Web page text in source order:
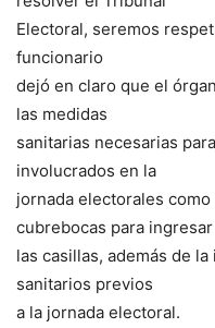
Electoral, seremos
funcionario
dejó en claro que el
las medidas
sanitarias necesarias
involucrados en la
jornada electorales
cubrebocas para ingresar
las casillas, además de
sanitarios previos
a la jornada electoral.